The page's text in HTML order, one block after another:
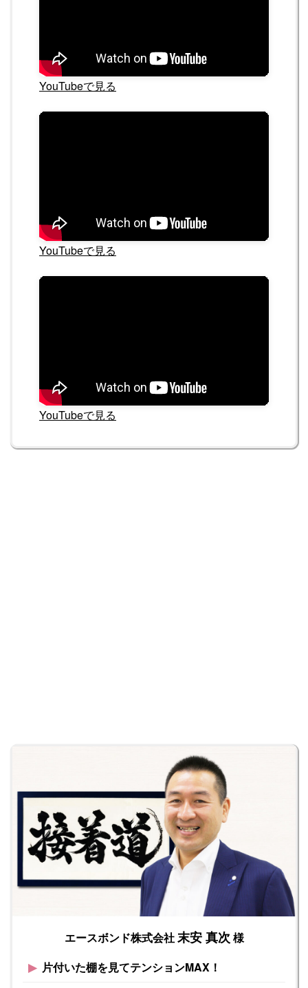
YouTubeで見る
YouTubeで見る
YouTubeで見る
エースボンド株式会社末安 真次 様
▶︎ 片付いた棚を見てテンションMAX！